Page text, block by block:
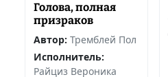
Голова, полная
призраков
Автор: Тремблей Пол
Исполнитель:
Райциз Вероника